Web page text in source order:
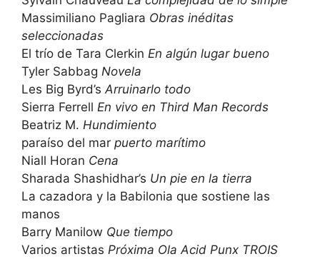
Massimiliano Pagliara Obras inéditas
seleccionadas
El trío de Tara Clerkin En algún lugar bueno
Tyler Sabbag Novela
Les Big Byrd’s Arruinarlo todo
Sierra Ferrell En vivo en Third Man Records
Beatriz M. Hundimiento
paraíso del mar puerto marítimo
Niall Horan Cena
Sharada Shashidhar’s Un pie en la tierra
La cazadora y la Babilonia que sostiene las
manos
Barry Manilow Que tiempo
Varios artistas Próxima Ola Acid Punx TROIS